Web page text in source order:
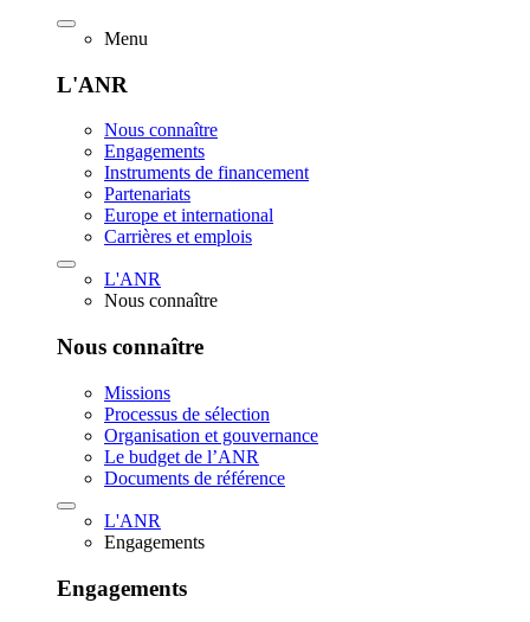
Menu
L'ANR
Nous connaître
Engagements
Instruments de financement
Partenariats
Europe et international
Carrières et emplois
L'ANR
Nous connaître
Nous connaître
Missions
Processus de sélection
Organisation et gouvernance
Le budget de l’ANR
Documents de référence
L'ANR
Engagements
Engagements